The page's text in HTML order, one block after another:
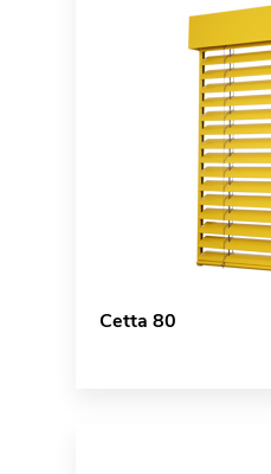
Cetta 80